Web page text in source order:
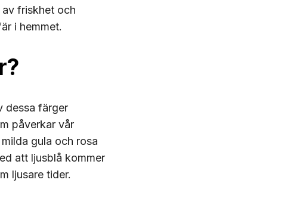
av friskhet och
i hemmet.
dessa färger
påverkar vår
gula och rosa
att ljusblå kommer
ljusare tider.